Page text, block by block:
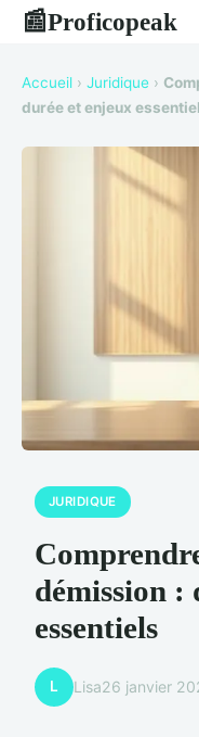
📰Proficopeak
Accueil › Juridique ›
durée et enjeux
JURIDIQUE
démission :
essentiels
L Lisa26 janvier